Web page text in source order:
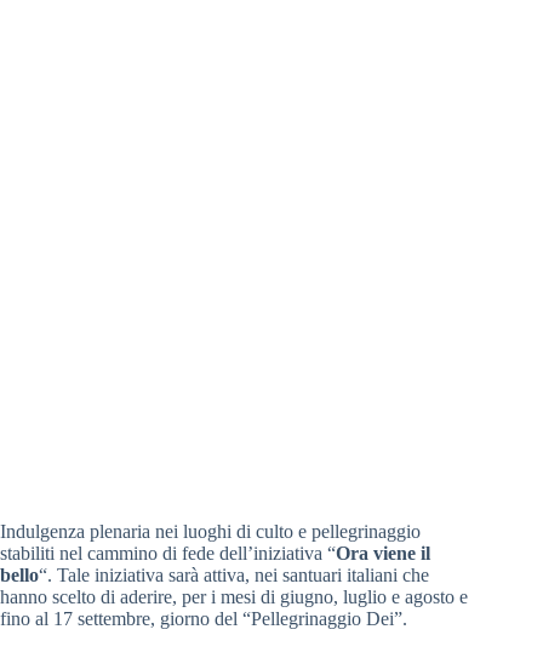
Indulgenza plenaria nei luoghi di culto e pellegrinaggio
stabiliti nel cammino di fede dell’iniziativa “Ora viene il
bello“. Tale iniziativa sarà attiva, nei santuari italiani che
hanno scelto di aderire, per i mesi di giugno, luglio e agosto e
fino al 17 settembre, giorno del “Pellegrinaggio Dei”.